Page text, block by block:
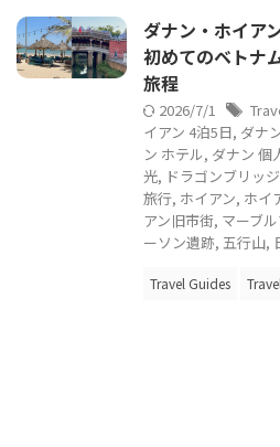
ダナン・ホイア
初めてのベトナ
旅程
2026/7/1
イアン 4泊5日, ダナ
ン ホテル, ダナン 個
光, ドラゴンブリッジ
旅行, ホイアン, ホイ
アン旧市街, マーブ
ーソン遺跡, 五行山,
Travel Guides